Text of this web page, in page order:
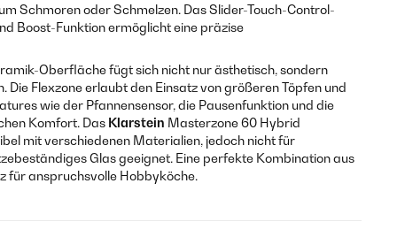
Schmoren oder Schmelzen. Das Slider-Touch-Control-
Boost-Funktion ermöglicht eine präzise
Oberfläche fügt sich nicht nur ästhetisch, sondern
Die Flexzone erlaubt den Einsatz von größeren Töpfen und
wie der Pfannensensor, die Pausenfunktion und die
Komfort. Das Klarstein Masterzone 60 Hybrid
mit verschiedenen Materialien, jedoch nicht für
Glas geeignet. Eine perfekte Kombination aus
für anspruchsvolle Hobbyköche.